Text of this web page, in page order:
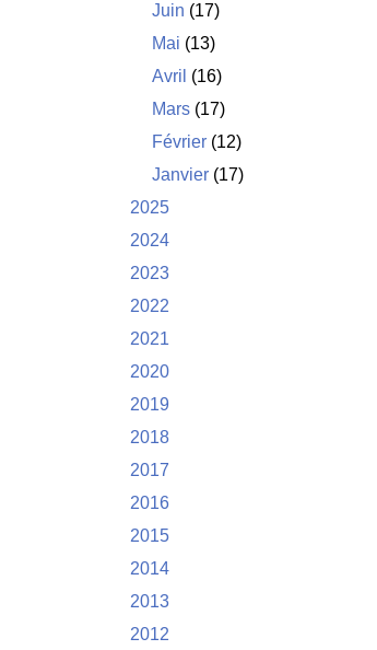
Juin (17)
Mai (13)
Avril (16)
Mars (17)
Février (12)
Janvier (17)
2025
2024
2023
2022
2021
2020
2019
2018
2017
2016
2015
2014
2013
2012